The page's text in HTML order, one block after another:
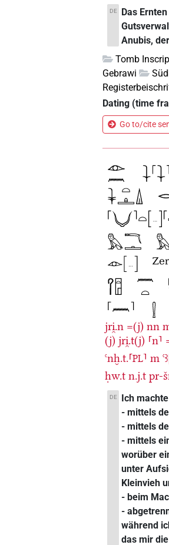
DE
Das
Anubis,
Tomb
Gebrawi
Dating (time
Go to/cite
jri̯.n =(j) nn
(j) jri̯.t(j) ⸢n⸣
ꜥnḫ.t.⸢PL⸣ m
ḥw.t n.j.t pr-
DE
Ich
- mittels
- mittels
- mittels
worüber
unter
Kleinvieh
- beim
-
während
das mir